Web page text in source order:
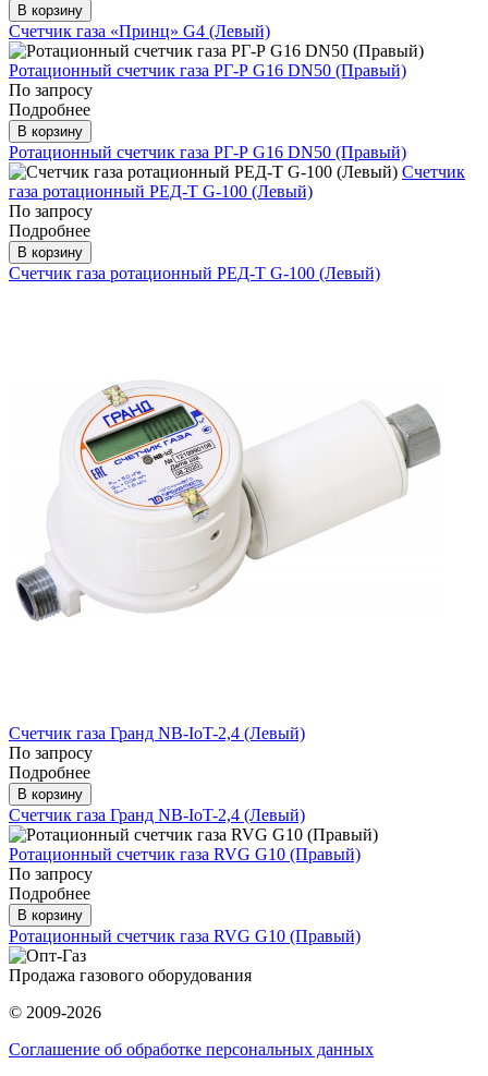
В корзину
Счетчик газа «Принц» G4 (Левый)
Ротационный счетчик газа РГ-Р G16 DN50 (Правый)
По запросу
Подробнее
В корзину
Ротационный счетчик газа РГ-Р G16 DN50 (Правый)
Счетчик
газа ротационный РЕД-Т G-100 (Левый)
По запросу
Подробнее
В корзину
Счетчик газа ротационный РЕД-Т G-100 (Левый)
Счетчик газа Гранд NB-IoT-2,4 (Левый)
По запросу
Подробнее
В корзину
Счетчик газа Гранд NB-IoT-2,4 (Левый)
Ротационный счетчик газа RVG G10 (Правый)
По запросу
Подробнее
В корзину
Ротационный счетчик газа RVG G10 (Правый)
Продажа газового оборудования
© 2009-2026
Соглашение об обработке персональных данных